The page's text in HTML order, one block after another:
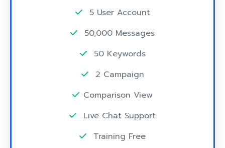
5 User Account
50,000 Messages
50 Keywords
2 Campaign
Comparison View
Live Chat Support
Training Free